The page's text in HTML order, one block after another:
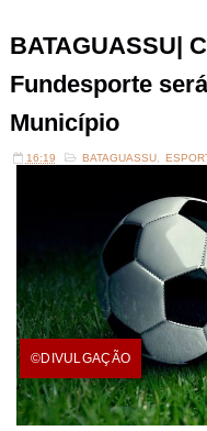
BATAGUASSU|
Fundesporte
Município
16:19 BATAGUASSU,
©DIVULGAÇÃO